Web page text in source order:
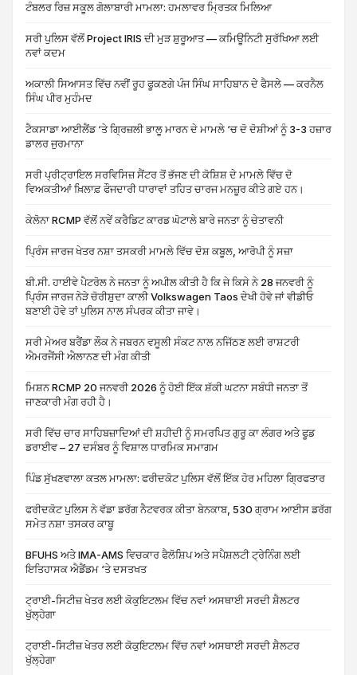
ਟੰਬਲਰ ਰਿਜ਼ ਸਕੂਲ ਗੋਲਾਬਾਰੀ ਮਾਮਲਾ: ਹਮਲਾਵਰ ਮ੍ਰਿਤਕ ਮਿਲਿਆ
ਸਰੀ ਪੁਲਿਸ ਵੱਲੋਂ Project IRIS ਦੀ ਮੁੜ ਸ਼ੁਰੂਆਤ — ਕਮਿਊਨਿਟੀ ਸੁਰੱਖਿਆ ਲਈ
ਨਵਾਂ ਕਦਮ
ਅਕਾਲੀ ਸਿਆਸਤ ਵਿੱਚ ਨਵੀਂ ਰੂਹ ਫੂਕਣਗੇ ਪੰਜ ਸਿੰਘ ਸਾਹਿਬਾਨ ਦੇ ਫੈਸਲੇ — ਕਰਨੈਲ
ਸਿੰਘ ਪੀਰ ਮੁਹੰਮਦ
ਟੈਕਸਾਡਾ ਆਈਲੈਂਡ ‘ਤੇ ਗ੍ਰਿਜ਼ਲੀ ਭਾਲੂ ਮਾਰਨ ਦੇ ਮਾਮਲੇ ‘ਚ ਦੋ ਦੋਸ਼ੀਆਂ ਨੂੰ 3-3 ਹਜ਼ਾਰ
ਡਾਲਰ ਜੁਰਮਾਨਾ
ਸਰੀ ਪ੍ਰੀਟ੍ਰਾਇਲ ਸਰਵਿਸਿਜ਼ ਸੈਂਟਰ ਤੋਂ ਭੱਜਣ ਦੀ ਕੋਸ਼ਿਸ਼ ਦੇ ਮਾਮਲੇ ਵਿੱਚ ਦੋ
ਵਿਅਕਤੀਆਂ ਖ਼ਿਲਾਫ਼ ਫੌਜਦਾਰੀ ਧਾਰਾਵਾਂ ਤਹਿਤ ਚਾਰਜ ਮਨਜ਼ੂਰ ਕੀਤੇ ਗਏ ਹਨ।
ਕੇਲੋਨਾ RCMP ਵੱਲੋਂ ਨਵੇਂ ਕਰੈਡਿਟ ਕਾਰਡ ਘੋਟਾਲੇ ਬਾਰੇ ਜਨਤਾ ਨੂੰ ਚੇਤਾਵਨੀ
ਪ੍ਰਿੰਸ ਜਾਰਜ ਖੇਤਰ ਨਸ਼ਾ ਤਸਕਰੀ ਮਾਮਲੇ ਵਿੱਚ ਦੋਸ਼ ਕਬੂਲ, ਆਰੋਪੀ ਨੂੰ ਸਜ਼ਾ
ਬੀ.ਸੀ. ਹਾਈਵੇ ਪੈਟਰੋਲ ਨੇ ਜਨਤਾ ਨੂੰ ਅਪੀਲ ਕੀਤੀ ਹੈ ਕਿ ਜੇ ਕਿਸੇ ਨੇ 28 ਜਨਵਰੀ ਨੂੰ
ਪ੍ਰਿੰਸ ਜਾਰਜ ਨੇੜੇ ਚੋਰੀਸ਼ੁਦਾ ਕਾਲੀ Volkswagen Taos ਦੇਖੀ ਹੋਵੇ ਜਾਂ ਵੀਡੀਓ
ਬਣਾਈ ਹੋਵੇ ਤਾਂ ਪੁਲਿਸ ਨਾਲ ਸੰਪਰਕ ਕੀਤਾ ਜਾਵੇ।
ਸਰੀ ਮੇਅਰ ਬਰੈਂਡਾ ਲੌਕ ਨੇ ਜਬਰਨ ਵਸੂਲੀ ਸੰਕਟ ਨਾਲ ਨਜਿੱਠਣ ਲਈ ਰਾਸ਼ਟਰੀ
ਐਮਰਜੈਂਸੀ ਐਲਾਨਣ ਦੀ ਮੰਗ ਕੀਤੀ
ਮਿਸ਼ਨ RCMP 20 ਜਨਵਰੀ 2026 ਨੂੰ ਹੋਈ ਇੱਕ ਸ਼ੱਕੀ ਘਟਨਾ ਸਬੰਧੀ ਜਨਤਾ ਤੋਂ
ਜਾਣਕਾਰੀ ਮੰਗ ਰਹੀ ਹੈ।
ਸਰੀ ਵਿੱਚ ਚਾਰ ਸਾਹਿਬਜ਼ਾਦਿਆਂ ਦੀ ਸ਼ਹੀਦੀ ਨੂੰ ਸਮਰਪਿਤ ਗੁਰੂ ਕਾ ਲੰਗਰ ਅਤੇ ਫੂਡ
ਡਰਾਈਵ – 27 ਦਸੰਬਰ ਨੂੰ ਵਿਸ਼ਾਲ ਧਾਰਮਿਕ ਸਮਾਗਮ
ਪਿੰਡ ਸੁੱਖਣਵਾਲਾ ਕਤਲ ਮਾਮਲਾ: ਫਰੀਦਕੋਟ ਪੁਲਿਸ ਵੱਲੋਂ ਇੱਕ ਹੋਰ ਮਹਿਲਾ ਗ੍ਰਿਫਤਾਰ
ਫਰੀਦਕੋਟ ਪੁਲਿਸ ਨੇ ਵੱਡਾ ਡਰੱਗ ਨੈਟਵਰਕ ਕੀਤਾ ਬੇਨਕਾਬ, 530 ਗ੍ਰਾਮ ਆਈਸ ਡਰੱਗ
ਸਮੇਤ ਨਸ਼ਾ ਤਸਕਰ ਕਾਬੂ
BFUHS ਅਤੇ IMA-AMS ਵਿਚਕਾਰ ਫੈਲੋਸ਼ਿਪ ਅਤੇ ਸਪੈਸ਼ਲਟੀ ਟ੍ਰੇਨਿੰਗ ਲਈ
ਇਤਿਹਾਸਕ ਐਡੈਂਡਮ ‘ਤੇ ਦਸਤਖਤ
ਟ੍ਰਾਈ-ਸਿਟੀਜ਼ ਖੇਤਰ ਲਈ ਕੋਕੁਇਟਲਮ ਵਿੱਚ ਨਵਾਂ ਅਸਥਾਈ ਸਰਦੀ ਸ਼ੈਲਟਰ
ਖੁੱਲ੍ਹੇਗਾ
ਟ੍ਰਾਈ-ਸਿਟੀਜ਼ ਖੇਤਰ ਲਈ ਕੋਕੁਇਟਲਮ ਵਿੱਚ ਨਵਾਂ ਅਸਥਾਈ ਸਰਦੀ ਸ਼ੈਲਟਰ
ਖੁੱਲ੍ਹੇਗਾ